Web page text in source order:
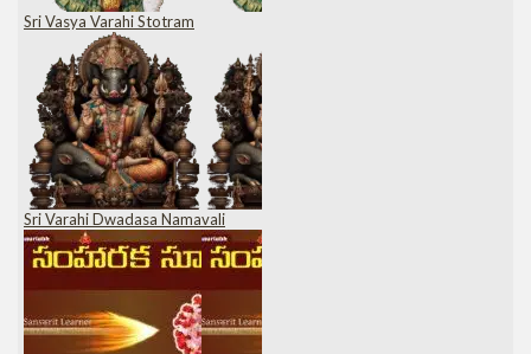
Sri Vasya Varahi Stotram
Sri Varahi Dwadasa Namavali